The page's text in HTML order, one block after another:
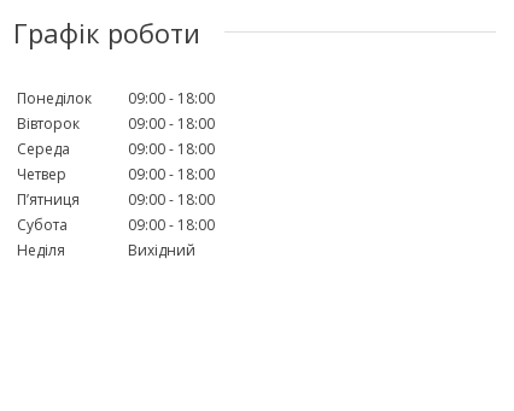
Графік роботи
Понеділок 09:00
18:00
Вівторок
09:00
18:00
Середа
09:00
18:00
Четвер
09:00
18:00
Пʼятниця
09:00
18:00
Субота
09:00
18:00
Неділя
Вихідний